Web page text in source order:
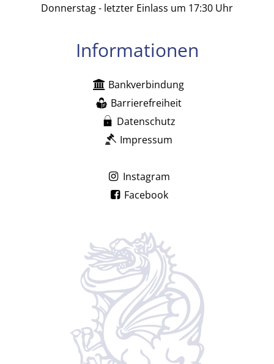
Donnerstag - letzter Einlass um 17:30 Uhr
Informationen
Bankverbindung
Barrierefreiheit
Datenschutz
Impressum
Instagram
Facebook